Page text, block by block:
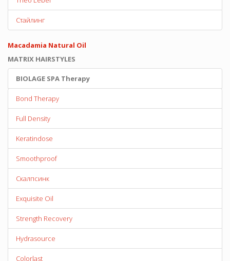
Стайлинг
Macadamia Natural Oil
MATRIX HAIRSTYLES
BIOLAGE SPA Therapy
Bond Therapy
Full Density
Keratindose
Smoothproof
Скалпсинк
Exquisite Oil
Strength Recovery
Hydrasource
Colorlast